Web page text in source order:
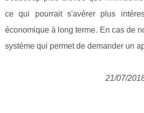
ce qui pourrait s'avérer plus
économique à long terme. En cas de
système qui permet de demander un
21/07/